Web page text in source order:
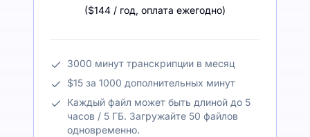
($144 / год, оплата ежегодно)
3000 минут транскрипции в месяц
$15 за 1000 дополнительных минут
Каждый файл может быть длиной до 5
часов / 5 ГБ. Загружайте 50 файлов
одновременно.